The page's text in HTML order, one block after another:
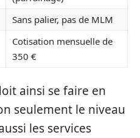
Sans palier, pas de MLM
Cotisation mensuelle de
350 €
ainsi se faire en
seulement le niveau
les services